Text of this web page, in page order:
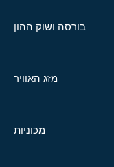
בורסה ושוק ההון
מזג האוויר
מכוניות